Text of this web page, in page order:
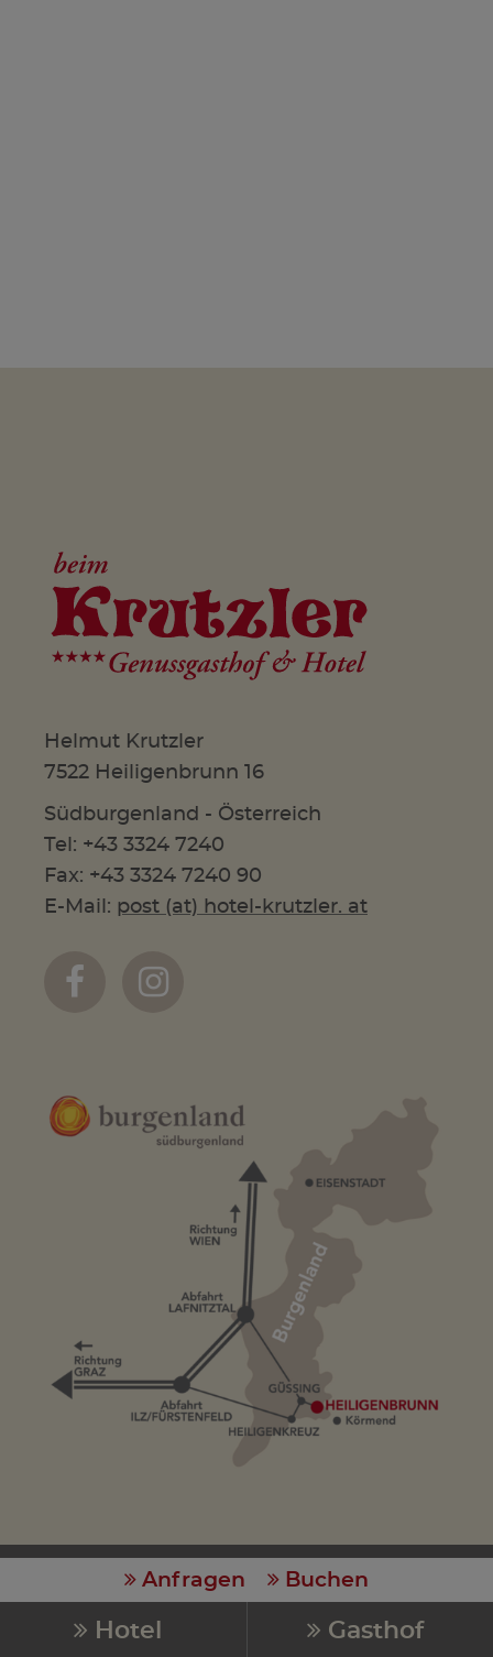
Helmut Krutzler
7522 Heiligenbrunn 16
Südburgenland - Österreich
Tel: +43 3324 7240
Fax: +43 3324 7240 90
E-Mail: post (at) hotel-krutzler. at
 
IMPRESSUM DATENSCHUTZ SITEMAP
Hotel Gasthof
Anfragen Buchen